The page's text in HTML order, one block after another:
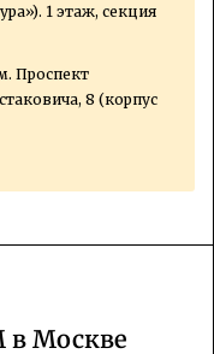
1 этаж, секция
Проспект
8 (корпус
Москве